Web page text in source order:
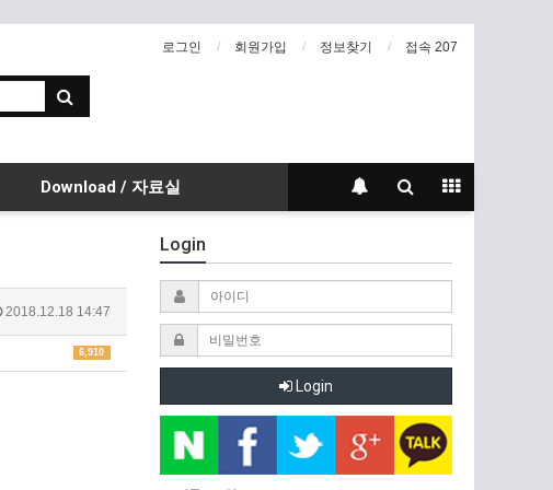
로그인 회원가입 정보찾기 접속 207
Download / 자료실
2018.12.18 14:47
6,910
Login
Login